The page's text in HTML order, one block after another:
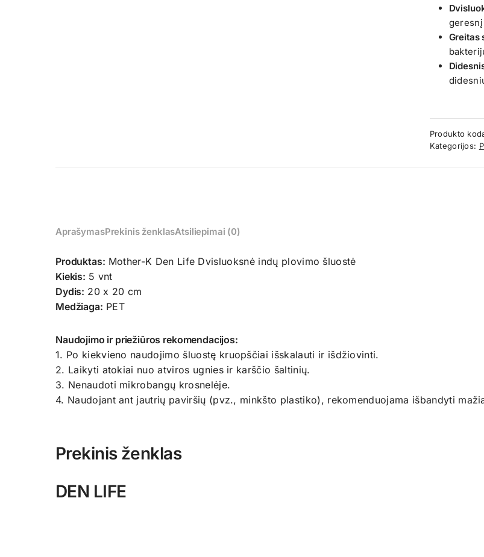
Greitas
Produkto
Kategorijos:
AprašymasPrekinis ženklasAtsiliepimai (0)
Produktas: Mother-K Den Life Dvisluoksnė indų plovimo šluostė
Kiekis: 5 vnt
Dydis: 20 x 20 cm
Medžiaga: PET
Naudojimo ir priežiūros rekomendacijos:
1. Po kiekvieno naudojimo šluostę kruopščiai išskalauti ir išdžiovinti.
2. Laikyti atokiai nuo atviros ugnies ir karščio šaltinių.
3. Nenaudoti mikrobangų krosnelėje.
4. Naudojant ant jautrių paviršių (pvz., minkšto plastiko), rekomenduojama išbandyti
Prekinis ženklas
DEN LIFE